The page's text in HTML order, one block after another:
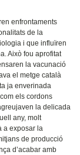
enfrontaments
de la
i que influïren
Això fou aprofitat
la vacunació
el metge català
ja enverinada
els cordons
la delicada
any, molt
a exposar la
de producció
d’acabar amb